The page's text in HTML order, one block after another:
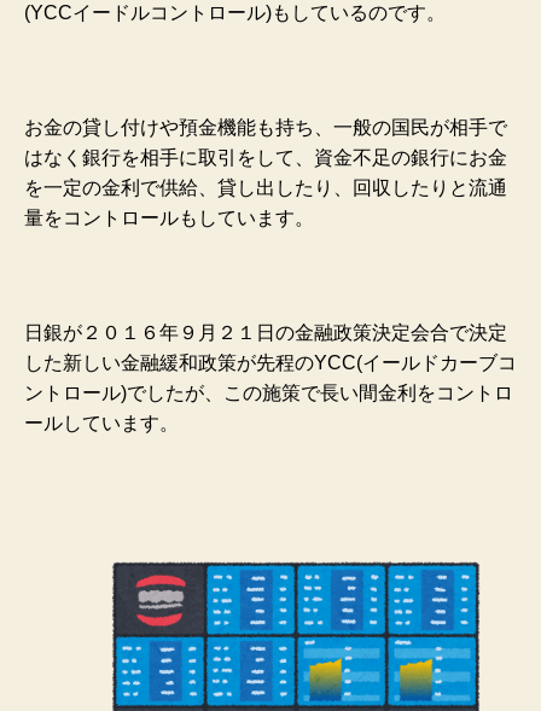
(YCCイードルコントロール)もしているのです。
お金の貸し付けや預金機能も持ち、一般の国民が相手で
はなく銀行を相手に取引をして、資金不足の銀行にお金
を一定の金利で供給、貸し出したり、回収したりと流通
量をコントロールもしています。
日銀が２０１６年９月２１日の金融政策決定会合で決定
した新しい金融緩和政策が先程のYCC(イールドカーブコ
ントロール)でしたが、この施策で長い間金利をコントロ
ールしています。